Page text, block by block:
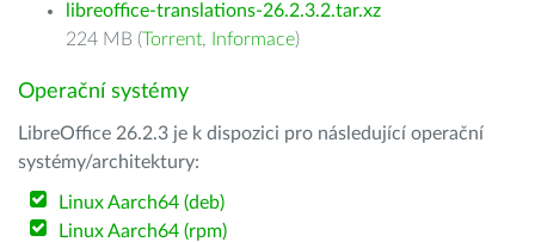
libreoffice-translations-26.2.3.2.tar.xz
224 MB (Torrent, Informace)
Operační systémy
LibreOffice 26.2.3 je k dispozici pro následující operační
systémy/architektury:
Linux Aarch64 (deb)
Linux Aarch64 (rpm)